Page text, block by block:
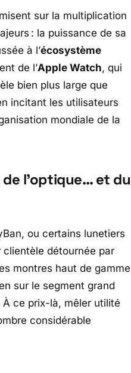
sur la multiplication
: la puissance de sa
à l’écosystème
de l’Apple Watch, qui
bien plus large que
incitant les utilisateurs
mondiale de la
l’optique… et du
ou certains lunetiers
clientèle détournée par
montres haut de gamme
sur le segment grand
ce prix-là, mêler utilité
considérable